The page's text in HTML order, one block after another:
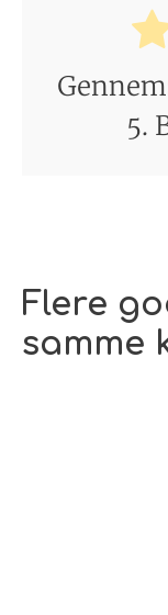
5.
Flere
samme